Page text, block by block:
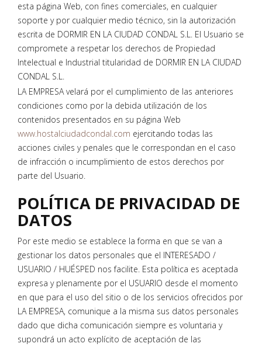
esta página Web, con fines comerciales, en cualquier
soporte y por cualquier medio técnico, sin la autorización
escrita de DORMIR EN LA CIUDAD CONDAL S.L. El Usuario se
compromete a respetar los derechos de Propiedad
Intelectual e Industrial titularidad de DORMIR EN LA CIUDAD
CONDAL S.L.
LA EMPRESA velará por el cumplimiento de las anteriores
condiciones como por la debida utilización de los
contenidos presentados en su página Web
www.hostalciudadcondal.com ejercitando todas las
acciones civiles y penales que le correspondan en el caso
de infracción o incumplimiento de estos derechos por
parte del Usuario.
POLÍTICA DE PRIVACIDAD DE
DATOS
Por este medio se establece la forma en que se van a
gestionar los datos personales que el INTERESADO /
USUARIO / HUÉSPED nos facilite. Esta política es aceptada
expresa y plenamente por el USUARIO desde el momento
en que para el uso del sitio o de los servicios ofrecidos por
LA EMPRESA, comunique a la misma sus datos personales
dado que dicha comunicación siempre es voluntaria y
supondrá un acto explícito de aceptación de las